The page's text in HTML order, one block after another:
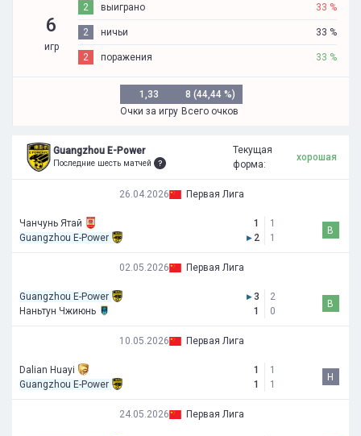
6
игр
2 выиграно 33 %
2 ничьи 33 %
2 поражения 33 %
1,33
Очки за игру
8 (44,44 %)
Всего очков
Guangzhou E-Power
Последние шесть матчей
Текущая
форма:
хорошая
26.04.2026 Первая Лига
Чанчунь Ятай
Guangzhou E-Power
1
▸ 2
1
1
В
02.05.2026 Первая Лига
Guangzhou E-Power
Наньтун Чжиюнь
▸3
1
2
0
В
10.05.2026 Первая Лига
Dalian Huayi
Guangzhou E-Power
1
1
1
1
Н
24.05.2026 Первая Лига